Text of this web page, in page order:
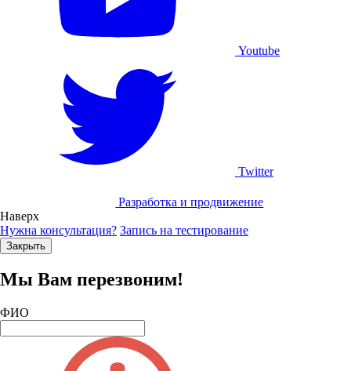
Youtube
Twitter
Разработка и продвижение
Наверх
Нужна консультация? Запись на тестирование
Закрыть
Мы Вам перезвоним!
ФИО